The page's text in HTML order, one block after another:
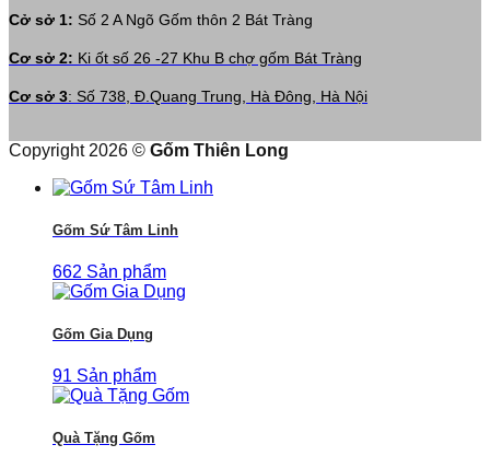
Cở sở 1: Số 2 A Ngõ Gốm thôn 2 Bát Tràng
Cơ sở 2: Ki ốt số 26 -27 Khu B chợ gốm Bát Tràng
Cơ sở 3: Số 738, Đ.Quang Trung, Hà Đông, Hà Nội
Copyright 2026 © Gốm Thiên Long
Gốm Sứ Tâm Linh
662 Sản phẩm
Gốm Gia Dụng
91 Sản phẩm
Quà Tặng Gốm